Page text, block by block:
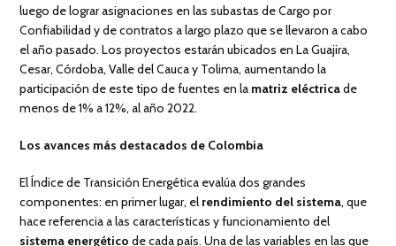
luego de lograr asignaciones en las subastas de Cargo por
Confiabilidad y de contratos a largo plazo que se llevaron a cabo
el año pasado. Los proyectos estarán ubicados en La Guajira,
Cesar, Córdoba, Valle del Cauca y Tolima, aumentando la
participación de este tipo de fuentes en la matriz eléctricade
menos de 1% a 12%, al año 2022.
Los avances más destacados de Colombia
El Índice de Transición Energética evalúa dos grandes
componentes: en primer lugar, el rendimiento del sistema, que
hace referencia a las características y funcionamiento del
sistema energético de cada país. Una de las variables en las que